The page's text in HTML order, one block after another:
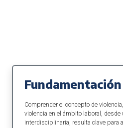
Fundamentación
Comprender el concepto de
violencia en el ámbito laboral,
interdisciplinaria, resulta clave para